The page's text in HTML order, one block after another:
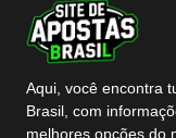
Aqui, você encontra
Brasil, com
melhores opções do